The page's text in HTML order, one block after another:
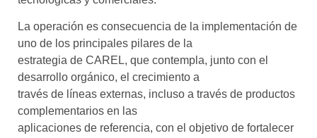
La operación es consecuencia de la implementación de
uno de los principales pilares de la
estrategia de CAREL, que contempla, junto con el
desarrollo orgánico, el crecimiento a
través de líneas externas, incluso a través de productos
complementarios en las
aplicaciones de referencia, con el objetivo de fortalecer